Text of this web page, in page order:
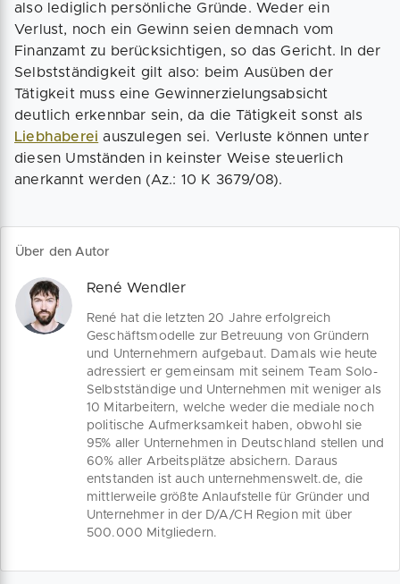
also lediglich persönliche Gründe. Weder ein
Verlust, noch ein Gewinn seien demnach vom
Finanzamt zu berücksichtigen, so das Gericht. In der
Selbstständigkeit gilt also: beim Ausüben der
Tätigkeit muss eine Gewinnerzielungsabsicht
deutlich erkennbar sein, da die Tätigkeit sonst als
Liebhaberei auszulegen sei. Verluste können unter
diesen Umständen in keinster Weise steuerlich
anerkannt werden (Az.: 10 K 3679/08).
Über den Autor
René Wendler
René hat die letzten 20 Jahre erfolgreich
Geschäftsmodelle zur Betreuung von Gründern
und Unternehmern aufgebaut. Damals wie heute
adressiert er gemeinsam mit seinem Team Solo-
Selbstständige und Unternehmen mit weniger als
10 Mitarbeitern, welche weder die mediale noch
politische Aufmerksamkeit haben, obwohl sie
95% aller Unternehmen in Deutschland stellen und
60% aller Arbeitsplätze absichern. Daraus
entstanden ist auch unternehmenswelt.de, die
mittlerweile größte Anlaufstelle für Gründer und
Unternehmer in der D/A/CH Region mit über
500.000 Mitgliedern.